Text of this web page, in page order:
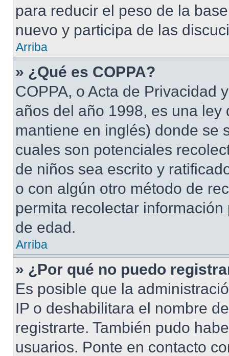
para reducir el peso de la
nuevo y participa de las
Arriba
» ¿Qué es COPPA?
COPPA, o Acta de Privacidad
años del año 1998, es una
mantiene en inglés) donde se
cuales son potenciales
de niños sea escrito y
o con algún otro método de
permita recolectar
de edad.
Arriba
» ¿Por qué no puedo
Es posible que la
IP o deshabilitara el nombre
registrarte. También pudo
usuarios. Ponte en contacto